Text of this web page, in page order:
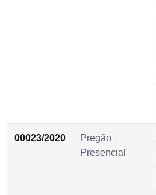
00023/2020
Pregão
Presencial